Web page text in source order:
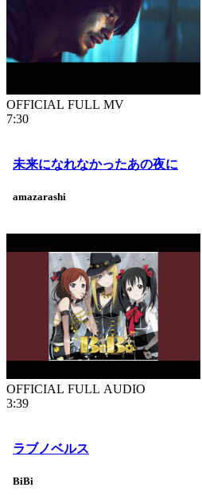
OFFICIAL FULL MV
7:30
未来になれなかったあの夜に
amazarashi
OFFICIAL FULL AUDIO
3:39
ラブノベルス
BiBi